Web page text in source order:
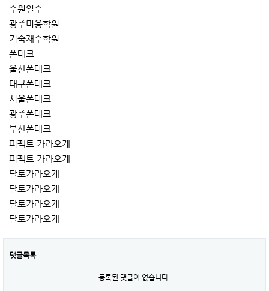
수원일수
광주미용학원
기숙재수학원
폰테크
울산폰테크
대구폰테크
서울폰테크
광주폰테크
부산폰테크
퍼펙트 가라오케
퍼펙트 가라오케
달토가라오케
달토가라오케
달토가라오케
달토가라오케
댓글목록
등록된 댓글이 없습니다.